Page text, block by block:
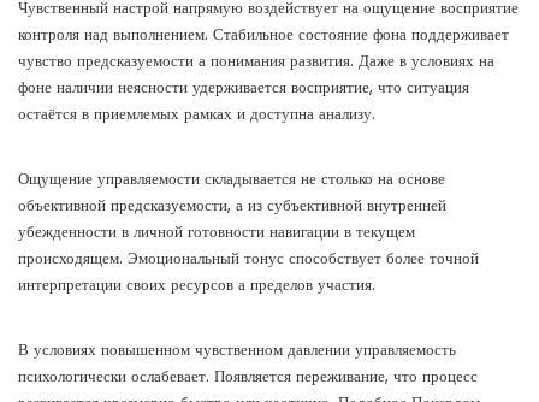
Чувственный настрой напрямую воздействует на ощущение восприятие
контроля над выполнением. Стабильное состояние фона поддерживает
чувство предсказуемости а понимания развития. Даже в условиях на
фоне наличии неясности удерживается восприятие, что ситуация
остаётся в приемлемых рамках и доступна анализу.
Ощущение управляемости складывается не столько на основе
объективной предсказуемости, а из субъективной внутренней
убежденности в личной готовности навигации в текущем
происходящем. Эмоциональный тонус способствует более точной
интерпретации своих ресурсов а пределов участия.
В условиях повышенном чувственном давлении управляемость
психологически ослабевает. Появляется переживание, что процесс